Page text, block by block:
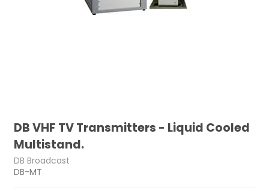
DB VHF TV Transmitters - Liquid Cooled
Multistand.
DB Broadcast
DB-MT